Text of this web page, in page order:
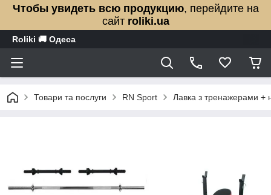
Чтобы увидеть всю продукцию, перейдите на
сайт roliki.ua
Roliki 🚚 Одеса
Товари та послуги RN Sport Лавка з тренажерами +